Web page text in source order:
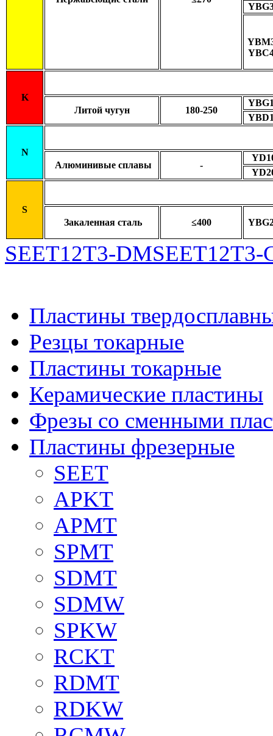
K
Литой чугун
180-250
N
Алюминивые сплавы
-
S
Закаленная сталь
≤400
SEET12T3-DMSEET12T3-
Пластины
Резцы токарные
Пластины токарные
Керамические пластины
Фрезы со сменными
Пластины фрезерные
SEET
APKT
APMT
SPMT
SDMT
SDMW
SPKW
RCKT
RDMT
RDKW